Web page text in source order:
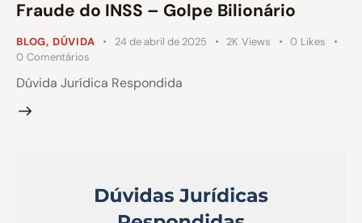
Fraude do INSS – Golpe Bilionário
BLOG, DÚVIDA 24 de abril de 2025 2K Views 0 Likes
0 Comentários
Dúvida Jurídica Respondida